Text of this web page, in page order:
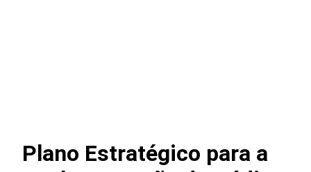
Plano Estratégico para a